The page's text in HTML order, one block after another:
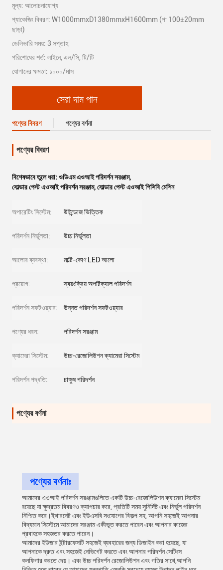
মূল্য: আলোচনাযোগ্য
প্যাকেজিং বিবরণ: W1000mmxD1380mmxH1600mm (পা 100±20mm
ছাড়া)
ডেলিভারি সময়: 3 সপ্তাহ
পরিশোধের শর্ত: লাইনে, এল/সি, টি/টি
যোগানের ক্ষমতা: ১০০০/মাস
সেরা দাম পান
পণ্যের বিবরণ পণ্যের বর্ণনা
পণ্যের বিবরণ
বিশেষভাবে তুলে ধরা: ওডিএম এওআই পরিদর্শন সরঞ্জাম,
সোল্ডার পেস্ট এওআই পরিদর্শন সরঞ্জাম,সোল্ডার পেস্ট এওআই পিসিবি মেশিন
অপারেটিং সিস্টেম: উইন্ডোজ ভিত্তিক
পরিদর্শন নির্ভুলতা: উচ্চ নির্ভুলতা
আলোর ব্যবস্থা: মাল্টি-কোণ LED আলো
প্রয়োগ: স্বয়ংক্রিয় অপটিক্যাল পরিদর্শন
পরিদর্শন সফটওয়্যার: উন্নত পরিদর্শন সফটওয়্যার
পণ্যের ধরন: পরিদর্শন সরঞ্জাম
ক্যামেরা সিস্টেম: উচ্চ-রেজোলিউশন ক্যামেরা সিস্টেম
পরিদর্শন পদ্ধতি: চাক্ষুষ পরিদর্শন
পণ্যের বর্ণনা
পণ্যের বর্ণনাঃ
আমাদের এওআই পরিদর্শন সরঞ্জামগুলিতে একটি উচ্চ-রেজোলিউশন ক্যামেরা সিস্টেম
রয়েছে যা ক্ষুদ্রতম বিবরণও ক্যাপচার করে, প্রতিটি সময় সুনির্দিষ্ট এবং নির্ভুল পরিদর্শন
নিশ্চিত করে।ইথারনেট এবং ইউএসবি সংযোগের বিকল্প সহ, আপনি সহজেই আপনার
বিদ্যমান সিস্টেমে আমাদের সরঞ্জাম একীভূত করতে পারেন এবং আপনার কাজের
প্রবাহকে সহজতর করতে পারেন।
আমাদের ইউজার ইন্টারফেসটি সহজেই ব্যবহারের জন্য ডিজাইন করা হয়েছে, যা
আপনাকে দ্রুত এবং সহজেই নেভিগেট করতে এবং আপনার পরিদর্শন সেটিংস
কনফিগার করতে দেয়। এবং উচ্চ পরিদর্শন রেজোলিউশন এবং গতির সাথে,আপনি